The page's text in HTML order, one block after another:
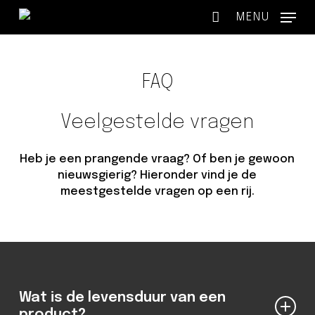
Skip
MENU
FAQ
Veelgestelde vragen
Heb je een prangende vraag? Of ben je gewoon
nieuwsgierig? Hieronder vind je de
meestgestelde vragen op een rij.
Wat is de levensduur van een